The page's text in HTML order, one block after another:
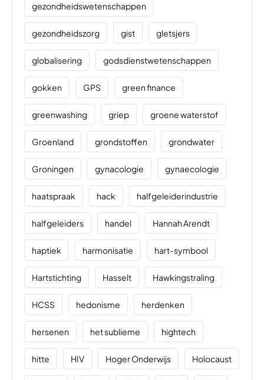
gezondheidswetenschappen
gezondheidszorg gist gletsjers
globalisering godsdienstwetenschappen
gokken GPS green finance
greenwashing griep groene waterstof
Groenland grondstoffen grondwater
Groningen gynacologie gynaecologie
haatspraak hack halfgeleiderindustrie
halfgeleiders handel Hannah Arendt
haptiek harmonisatie hart-symbool
Hartstichting Hasselt Hawkingstraling
HCSS hedonisme herdenken
hersenen het sublieme hightech
hitte HIV Hoger Onderwijs Holocaust